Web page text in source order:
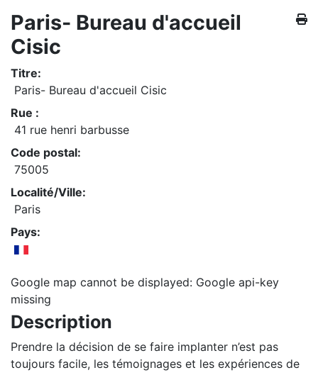
Paris- Bureau d'accueil
Cisic
Titre:
Paris- Bureau d'accueil Cisic
Rue :
41 rue henri barbusse
Code postal:
75005
Localité/Ville:
Paris
Pays:
Google map cannot be displayed: Google api-key
missing
Description
Prendre la décision de se faire implanter n’est pas
toujours facile, les témoignages et les expériences de